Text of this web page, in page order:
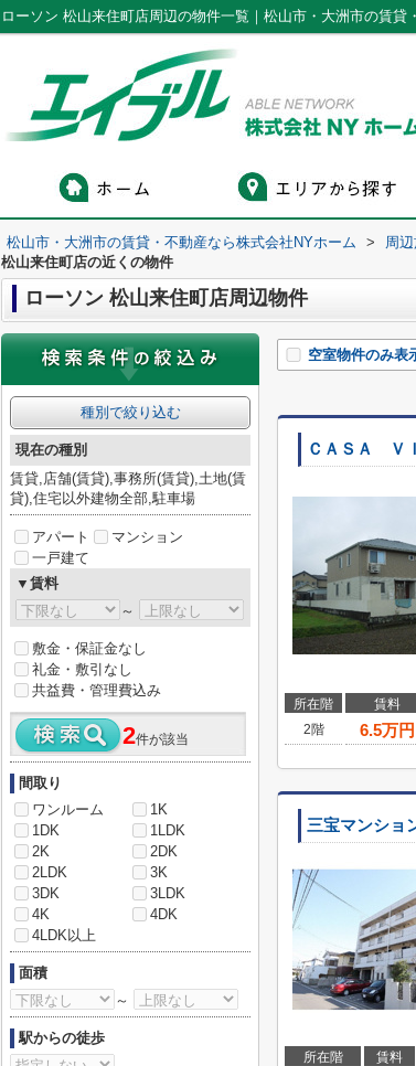
ローソン 松山来住町店周辺の物件一覧｜松山市・大洲市の賃貸
松山市・大洲市の賃貸・不動産なら株式会社NYホーム > 周
松山来住町店の近くの物件
ローソン 松山来住町店周辺物件
空室物件のみ表
ＣＡＳＡ Ｖ
所在階 賃料
2階
6.5万円
三宝マンショ
所在階 賃料
種別で絞り込む
現在の種別
賃貸,店舗(賃貸),事務所(賃貸),土地(賃
貸),住宅以外建物全部,駐車場
アパート
マンション
一戸建て
▼賃料
～
敷金・保証金なし
礼金・敷引なし
共益費・管理費込み
2件が該当
間取り
ワンルーム
1K
1DK
1LDK
2K
2DK
2LDK
3K
3DK
3LDK
4K
4DK
4LDK以上
面積
～
駅からの徒歩